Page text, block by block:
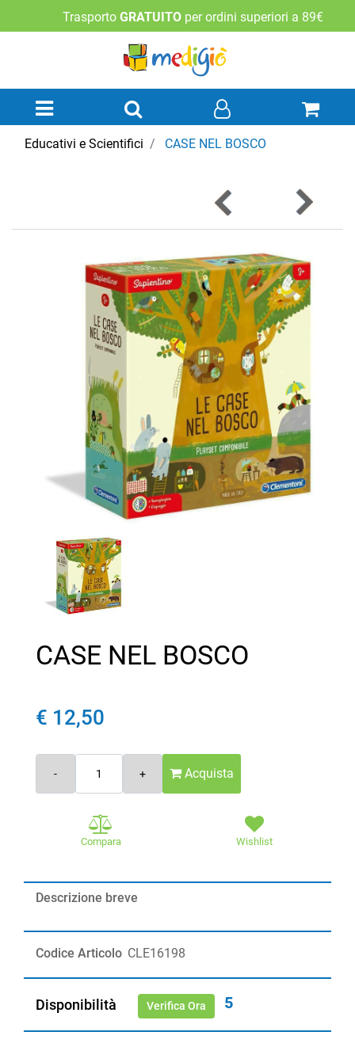
Trasporto GRATUITO per ordini superiori a 89€
Open menu
Educativi e Scientifici CASE NEL BOSCO
CASE NEL BOSCO
€ 12,50
Acquista
Compara Wishlist
Descrizione breve
Codice Articolo CLE16198
Disponibilità Verifica Ora 5